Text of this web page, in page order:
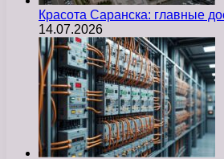
Красота Саранска: главные
14.07.2026